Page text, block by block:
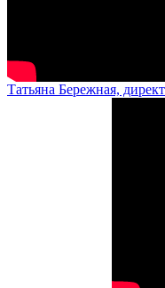
Татьяна Бережная,